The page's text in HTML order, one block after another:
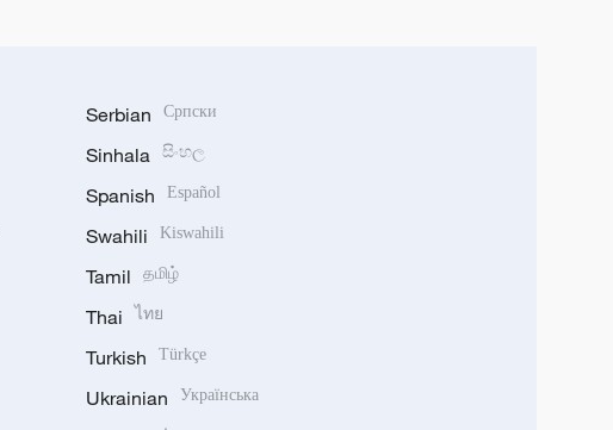
Serbian Српски
Sinhala සිංහල
Spanish Español
Swahili Kiswahili
Tamil தமிழ்
Thai ไทย
Turkish Türkçe
Ukrainian Українська